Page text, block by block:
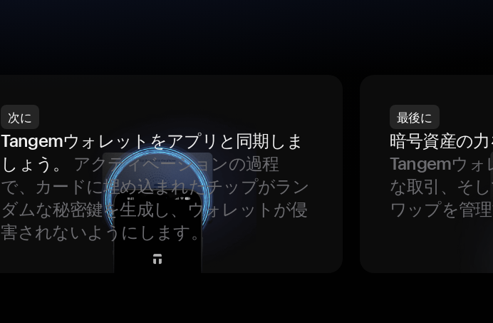
次に
Tangemウォレットをアプリと同期しま
しょう。
アクティベーションの過程
で、カードに埋め込まれたチップがラン
ダムな秘密鍵を生成し、ウォレットが侵
害されないようにします。
最後に
暗号資産の
Tangemウォ
な取引、そ
ワップを管